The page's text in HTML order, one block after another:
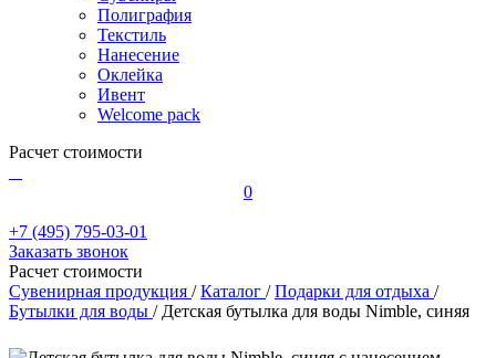
Полиграфия
Текстиль
Нанесение
Оклейка
Ивент
Welcome pack
Расчет стоимости
0
+7 (495) 795-03-01
Заказать звонок
Расчет стоимости
Сувенирная продукция / Каталог / Подарки для отдыха /
Бутылки для воды / Детская бутылка для воды Nimble, синяя